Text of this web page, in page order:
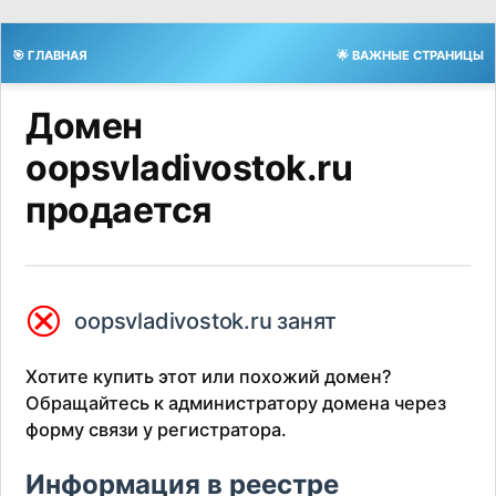
🎯 ГЛАВНАЯ 🌟 ВАЖНЫЕ СТРАНИЦЫ
Домен
oopsvladivostok.ru
продается
⮿ oopsvladivostok.ru занят
Хотите купить этот или похожий домен?
Обращайтесь к администратору домена через
форму связи у регистратора.
Информация в реестре